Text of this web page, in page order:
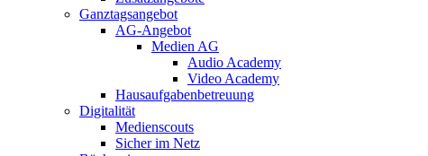
Ganztagsangebot
AG-Angebot
Medien AG
Audio Academy
Video Academy
Hausaufgabenbetreuung
Digitalität
Medienscouts
Sicher im Netz